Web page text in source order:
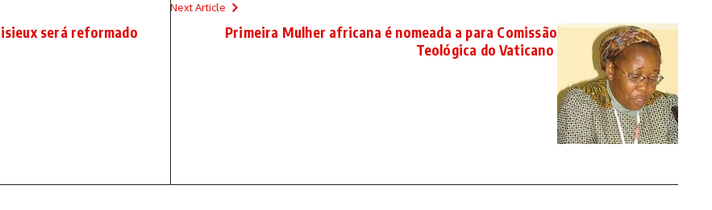
será reformado
Next Article
Primeira Mulher africana é nomeada a para Comissão
Teológica do Vaticano